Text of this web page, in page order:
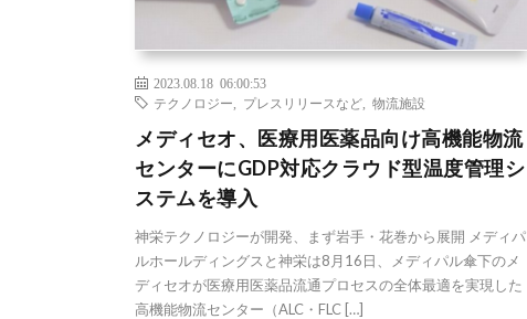
2023.08.18 06:00:53
テクノロジー
プレスリリースなど 物流施設
メディセオ、医療用医薬品向け高機能物流
センターにGDP対応クラウド型温度管理シ
ステムを導入
神栄テクノロジーが開発、まず岩手・花巻から展開 メディパ
ルホールディングスと神栄は8月16日、メディパル傘下のメ
ディセオが医療用医薬品流通プロセスの全体最適を実現した
高機能物流センター（ALC・FLC […]